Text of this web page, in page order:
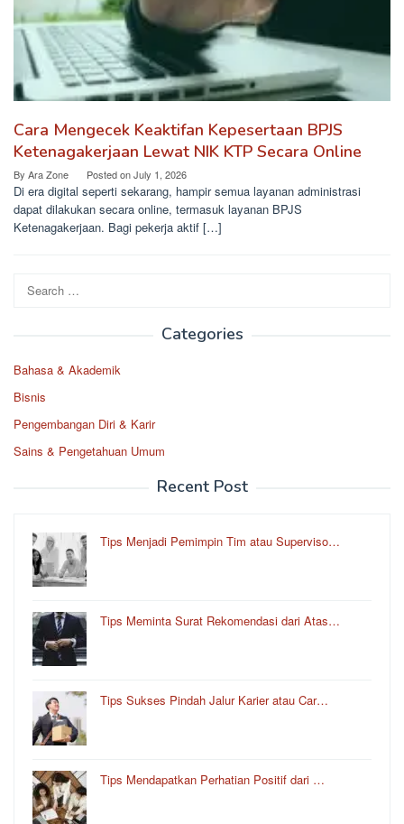
Cara Mengecek Keaktifan Kepesertaan BPJS
Ketenagakerjaan Lewat NIK KTP Secara Online
By Ara Zone Posted onJuly 1, 2026
Di era digital seperti sekarang, hampir semua layanan administrasi
dapat dilakukan secara online, termasuk layanan BPJS
Ketenagakerjaan. Bagi pekerja aktif […]
Search
for:
Categories
Bahasa & Akademik
Bisnis
Pengembangan Diri & Karir
Sains & Pengetahuan Umum
Recent Post
Tips Menjadi Pemimpin Tim atau Superviso…
Tips Meminta Surat Rekomendasi dari Atas…
Tips Sukses Pindah Jalur Karier atau Car…
Tips Mendapatkan Perhatian Positif dari …